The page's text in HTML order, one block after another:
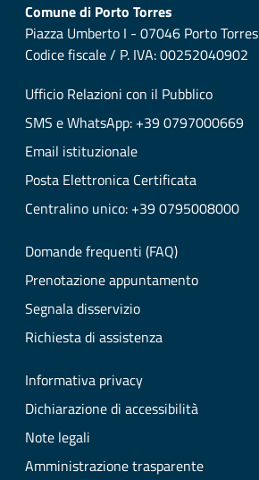
Comune di Porto Torres
Piazza Umberto I - 07046 Porto Torres
Codice fiscale / P. IVA: 00252040902
Ufficio Relazioni con il Pubblico
SMS e WhatsApp: +39 0797000669
Email istituzionale
Posta Elettronica Certificata
Centralino unico: +39 0795008000
Domande frequenti (FAQ)
Prenotazione appuntamento
Segnala disservizio
Richiesta di assistenza
Informativa privacy
Dichiarazione di accessibilità
Note legali
Amministrazione trasparente